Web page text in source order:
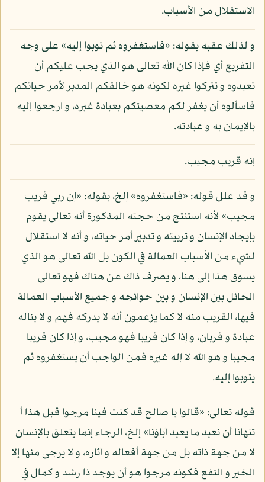
الاستقلال من الأسباب.
و لذلك عقبه بقوله: «فاستغفروه ثم توبوا إليه» على وجه
التفريع أي فإذا كان الله تعالى هو الذي يجب عليكم أن
تعبدوه و تتركوا غيره لكونه هو خالقكم المدبر لأمر حياتكم
فاسألوه أن يغفر لكم معصيتكم بعبادة غيره، و ارجعوا إليه
بالإيمان به و عبادته.
إنه قريب مجيب.
و قد علل قوله: «فاستغفروه» إلخ، بقوله: «إن ربي قريب
مجيب» لأنه استنتج من حجته المذكورة أنه تعالى يقوم
بإيجاد الإنسان و تربيته و تدبير أمر حياته، و أنه لا استقلال
لشيء من الأسباب العمالة في الكون بل الله تعالى هو الذي
يسوق هذا إلى هنا، و يصرف ذاك عن هناك فهو تعالى
الحائل بين الإنسان و بين حوائجه و جميع الأسباب العمالة
فيها، القريب منه لا كما يزعمون أنه لا يدركه فهم و لا يناله
عبادة و قربان، و إذا كان قريبا فهو مجيب، و إذا كان قريبا
مجيبا و هو الله لا إله غيره فمن الواجب أن يستغفروه ثم
يتوبوا إليه.
قوله تعالى: «قالوا يا صالح قد كنت فينا مرجوا قبل هذا أ
تنهانا أن نعبد ما يعبد آباؤنا» إلخ، الرجاء إنما يتعلق بالإنسان
لا من جهة ذاته بل من جهة أفعاله و آثاره، و لا يرجى منها إلا
الخير و النفع فكونه مرجوا هو أن يوجد ذا رشد و كمال في